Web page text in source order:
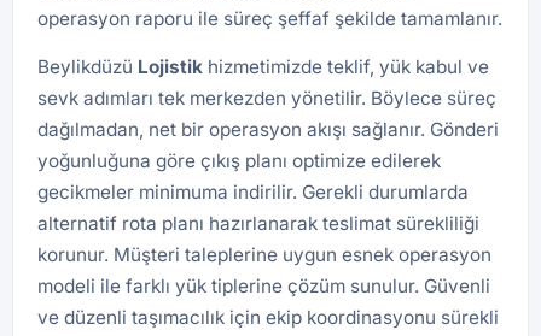
operasyon raporu ile süreç şeffaf şekilde tamamlanır.
Beylikdüzü Lojistik hizmetimizde teklif, yük kabul ve
sevk adımları tek merkezden yönetilir. Böylece süreç
dağılmadan, net bir operasyon akışı sağlanır. Gönderi
yoğunluğuna göre çıkış planı optimize edilerek
gecikmeler minimuma indirilir. Gerekli durumlarda
alternatif rota planı hazırlanarak teslimat sürekliliği
korunur. Müşteri taleplerine uygun esnek operasyon
modeli ile farklı yük tiplerine çözüm sunulur. Güvenli
ve düzenli taşımacılık için ekip koordinasyonu sürekli